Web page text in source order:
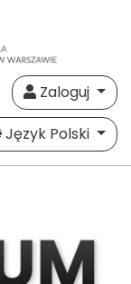
Zaloguj
Język Polski